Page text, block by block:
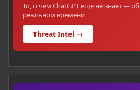
То, о чём ChatGPT ещё не знает —
реальном времени
Threat Intel →